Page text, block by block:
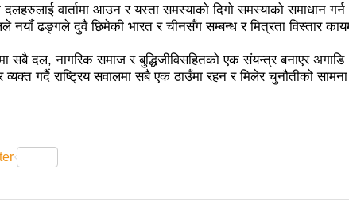
को विशेष प्रदर्शनी
दुईपिपलमा बुधबार रोपाइ जात्राः
: पुरुषतर्फ वडा नं. ५ र महिलातर्फ २३ विजयी
for sister cities in Indian Ocean Rim countries was
सञ्जाल काउन्सिलको कारबाहीमा
दलहरुलाई वार्तामा आउन र यस्ता समस्याको दिगो समस्याको समाधान गर्न
ढङ्गले दुवै छिमेकी भारत र चीनसँग सम्बन्ध र मित्रता विस्तार
सबै दल, नागरिक समाज र बुद्धिजीविसहितको एक संयन्त्र बनाएर अगाडि
गर्दै राष्ट्रिय सवालमा सबै एक ठाउँमा रहन र मिलेर चुनौतीको सामना